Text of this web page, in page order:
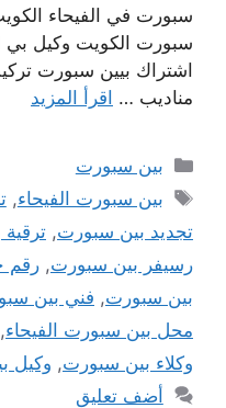
سبورت في الفيحاء
سبورت الكويت وكيل
اشتراك بيين سبورت
مناديب … اقرأ المزيد
التصنيفات
بين سبورت
الوسوم
بين سبورت الفيحاء,
تجديد بين سبورت,
رسيفر بين سبورت, رقم
بين سبورت, فني بين
محل بين سبورت الفيحاء,
وكلاء بين سبورت, وكيل
أضف تعليق